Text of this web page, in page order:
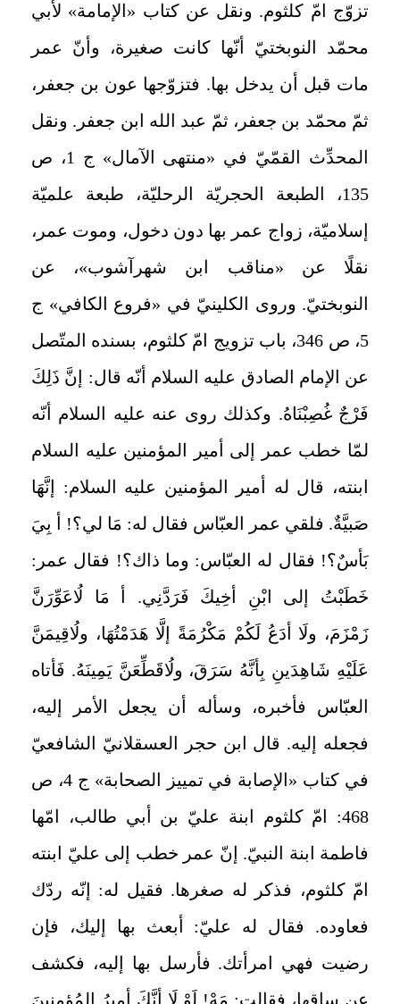
تزوّج امّ كلثوم. ونقل عن كتاب «الإمامة» لأبي
محمّد النوبختيّ أنّها كانت صغيرة، وأنّ عمر
مات قبل أن يدخل بها. فتزوّجها عون بن جعفر،
ثمّ محمّد بن جعفر، ثمّ عبد الله ابن جعفر. ونقل
المحدِّث القمّيّ في «منتهى الآمال» ج 1، ص
135، الطبعة الحجريّة الرحليّة، طبعة علميّة
إسلاميّة، زواج عمر بها دون دخول، وموت عمر،
نقلًا عن «مناقب ابن شهرآشوب»، عن
النوبختيّ. وروى الكلينيّ في «فروع الكافي» ج
5، ص 346، باب تزويج امّ كلثوم، بسنده المتّصل
عن الإمام الصادق عليه السلام أنّه قال: إنَّ ذَلِكَ
فَرْجٌ غُصِبْنَاهُ. وكذلك روى عنه عليه السلام أنّه
لمّا خطب عمر إلى أمير المؤمنين عليه السلام
ابنته، قال له أمير المؤمنين عليه السلام: إنَّهَا
صَبيَّةٌ. فلقي عمر العبّاس فقال له: مَا لي؟! أ بِيَ
بَأسٌ؟! فقال له العبّاس: وما ذاك؟! فقال عمر:
خَطَبْتُ إلى ابْنِ أخِيكَ فَرَدَّنِي. أ مَا لُاعَوِّرَنَّ
زَمْزَمَ، ولَا أدَعُ لَكُمْ مَكْرُمَةً إلَّا هَدَمْتُهَا، ولُاقِيمَنَّ
عَلَيْهِ شَاهِدَينِ بِأنَّهُ سَرَقَ، ولُاقَطِّعَنَّ يَمِينَهُ. فَأتاه
العبّاس فأخبره، وسأله أن يجعل الأمر إليه،
فجعله إليه. قال ابن حجر العسقلانيّ الشافعيّ
في كتاب «الإصابة في تمييز الصحابة» ج 4، ص
468: امّ كلثوم ابنة عليّ بن أبي طالب، امّها
فاطمة ابنة النبيّ. إنّ عمر خطب إلى عليّ ابنته
امّ كلثوم، فذكر له صغرها. فقيل له: إنّه ردّك
فعاوده. فقال له عليّ: أبعث بها إليك، فإن
رضيت فهي امرأتك. فأرسل بها إليه، فكشف
عن ساقها، فقالت: مَهْ! لَوْ لَا أنَّكَ أمِيرُ المُؤمِنِينَ